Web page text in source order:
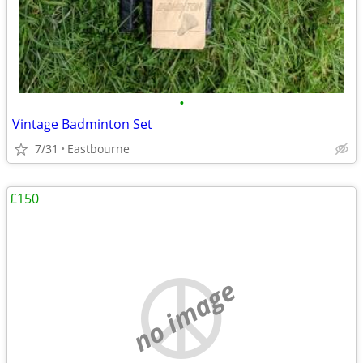
•
Vintage Badminton Set
7/31 Eastbourne
no image
£150